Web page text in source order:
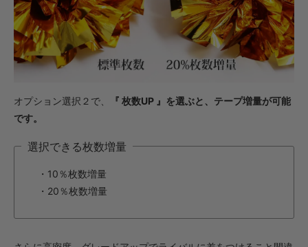
オプション選択２で、
『 枚数UP 』を選ぶと、テープ増量が可能
です。
選択できる枚数増量
・10％枚数増量
・20％枚数増量